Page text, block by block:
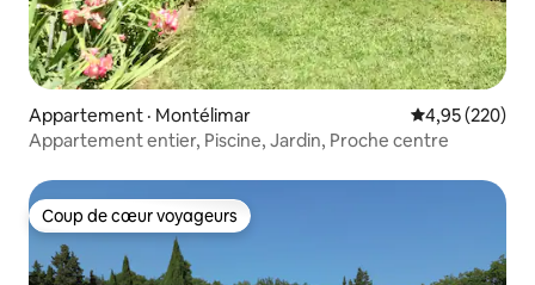
Appartement · Montélimar Note
4,95 (220)
Appartement entier, Piscine, Jardin, Proche centre
Coup de cœur voyageurs
Coup de cœur voyageurs